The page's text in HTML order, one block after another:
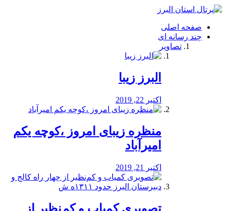
فصد
شرق
تهران
خشکشویی
صفحه اصلی
چند رسانه ای
تصاویر
البرز زیبا
اکتبر 22, 2019
منظره‌‌ زیبای امروز ،کوچه یکم
امیرآباد
اکتبر 21, 2019
️تصویری کمیاب و کم‌نظیر از